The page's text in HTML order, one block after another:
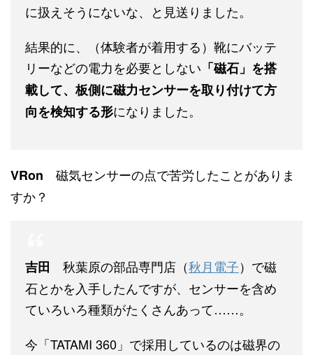
に扱えそうにないな、と見送りました。
結果的に、（体験者が着用する）靴にバッテ
リーなどの電力を必要としない 「磁石」を搭
載して、板側に磁力センサーを取り付けて方
向を検知する形になりました。
VRon 磁気センサーの点で苦労したことがありま
すか？
吉田 秋葉原の部品専門店（秋月電子）で磁
石とかを入手したんですが、センサーを含め
ていろいろ種類がたくさんあって……。
今「TATAMI 360」で採用しているのは磁界の